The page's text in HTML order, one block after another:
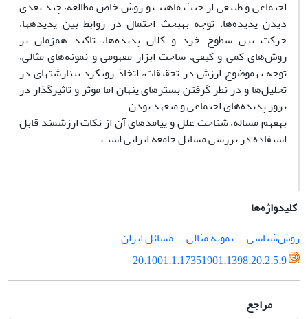
اجتماعی و طبیعی از حیث ماهیت و روش خاص مطالعه، چند بعدی
دیدن پدیده‌ها، توجه به­بحث احتمال در روابط بین پدیده­ها،
حرکت بین سطوح خرد و کلان پدیده‌ها، تاکید همزمان بر
روش‌های کمی و کیفی، ساخت ابزار مفهومی و نمونه‌های مثالی،
توجه به­موضوع ارزش در تحقیقات، اتخاذ رویکرد بینارشته­ای در
تحلیل‌ها و در نظر گرفتن بسترهای پنهان اما موثر و تاثیرگذار در
بروز پدیده‌های اجتماعی و متعهد بودن
به­فهم مساله، شناخت علل و پیامدهای آن از نکات ارزشمند قابل
استفاده در بررسی مسایل جامعه ایرانی است.
کلیدواژه‌ها
روش‌شناسی
نمونه مثالی
مسائل ایران
20.1001.1.17351901.1398.20.2.5.9
مراجع